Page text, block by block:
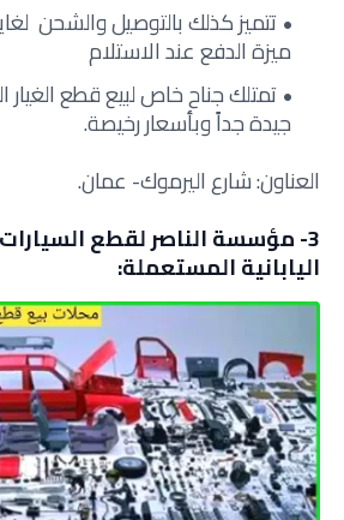
تتميز كذلك بالتوصيل والشحن
ميزة الدفع عند الاستلام
تمتلك جناح خاص لبيع قطع الغيار
جيدة جداً وبأسعار رخيصة.
العناون: شارع اليرموك- عمان.
3- مؤسسة الناصر لقطع
اليابانية المستعملة: